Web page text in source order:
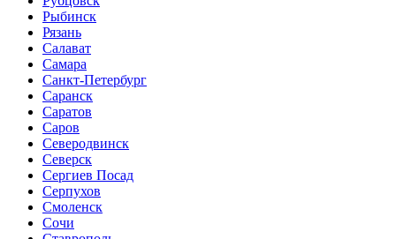
Рыбинск
Рязань
Салават
Самара
Санкт-Петербург
Саранск
Саратов
Саров
Северодвинск
Северск
Сергиев Посад
Серпухов
Смоленск
Сочи